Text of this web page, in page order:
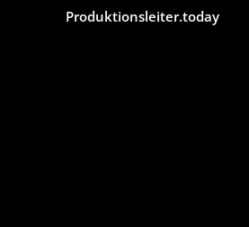
Produktionsleiter.today